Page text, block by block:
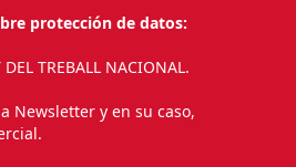
protección de datos:
DEL TREBALL NACIONAL.
Newsletter y en su caso,